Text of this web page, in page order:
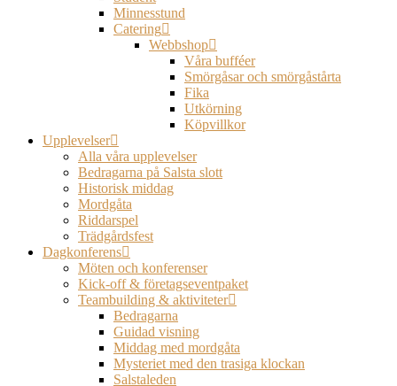
Minnesstund
Catering
Webbshop
Våra bufféer
Smörgåsar och smörgåstårta
Fika
Utkörning
Köpvillkor
Upplevelser
Alla våra upplevelser
Bedragarna på Salsta slott
Historisk middag
Mordgåta
Riddarspel
Trädgårdsfest
Dagkonferens
Möten och konferenser
Kick-off & företagseventpaket
Teambuilding & aktiviteter
Bedragarna
Guidad visning
Middag med mordgåta
Mysteriet med den trasiga klockan
Salstaleden